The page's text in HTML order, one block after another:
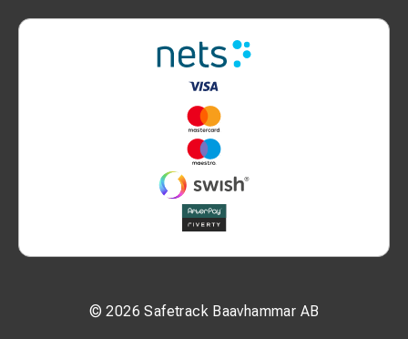
© 2026 Safetrack Baavhammar AB